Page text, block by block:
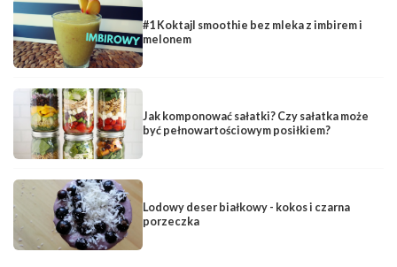
#1 Koktajl smoothie bez mleka z imbirem i
melonem
Jak komponować sałatki? Czy sałatka może
być pełnowartościowym posiłkiem?
Lodowy deser białkowy - kokos i czarna
porzeczka